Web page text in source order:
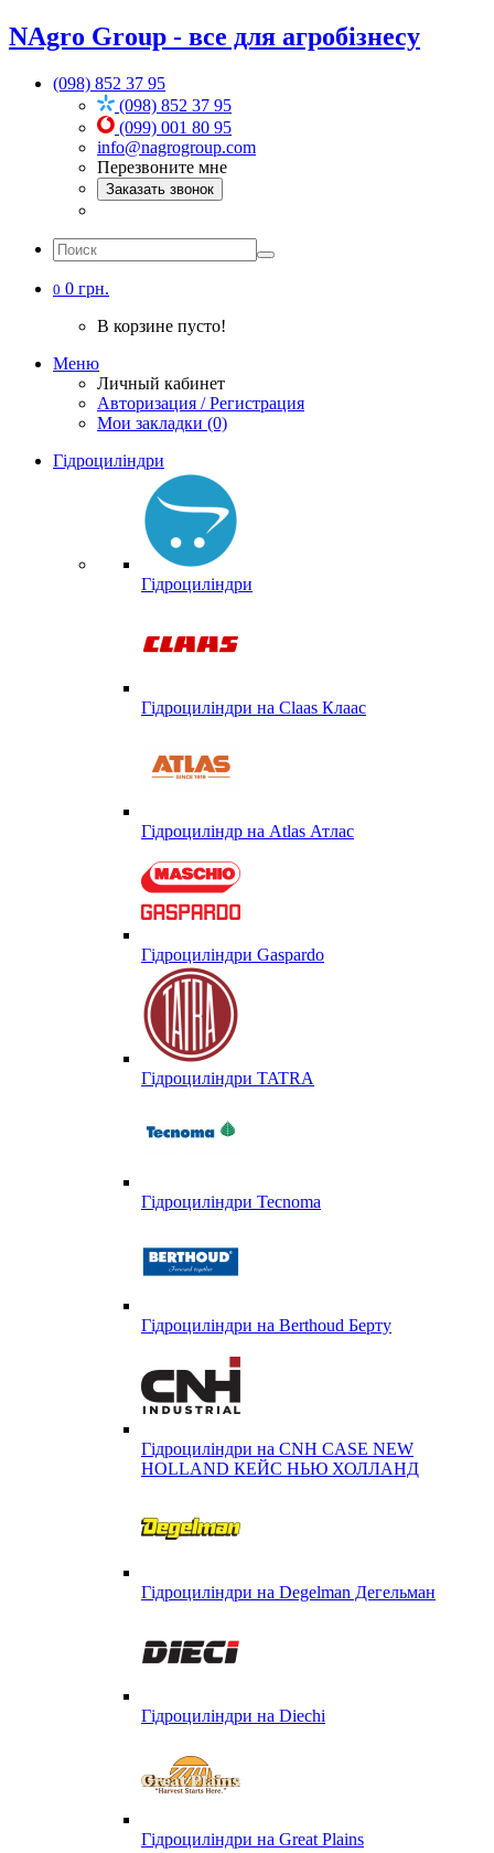
NAgro Group - все для агробізнесу
(098) 852 37 95
(098) 852 37 95
(099) 001 80 95
info@nagrogroup.com
Перезвоните мне
Заказать звонок
0 0 грн.
В корзине пусто!
Меню
Личный кабинет
Авторизация / Регистрация
Мои закладки (0)
Гідроциліндри
Гідроциліндри
Гідроциліндри на Claas Клаас
Гідроциліндр на Atlas Атлас
Гідроциліндри Gaspardo
Гідроциліндри TATRA
Гідроциліндри Tecnoma
Гідроциліндри на Berthoud Берту
Гідроциліндри на CNH CASE NEW
HOLLAND КЕЙС НЬЮ ХОЛЛАНД
Гідроциліндри на Degelman Дегельман
Гідроциліндри на Diechi
Гідроциліндри на Great Plains